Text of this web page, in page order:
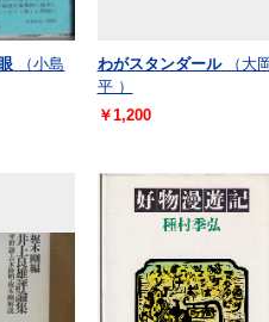
（小島
わがスタンダール
（大
平 ）
￥1,200